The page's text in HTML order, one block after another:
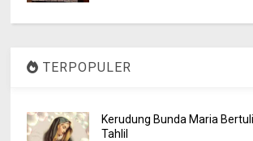
TERPOPULER
Kerudung Bunda Maria
Tahlil